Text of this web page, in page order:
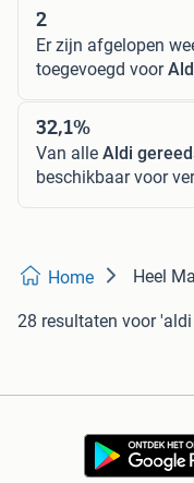
2
Er zijn afgelopen
toegevoegd voor
32,1%
Van alle Aldi
beschikbaar voor
Home Heel
28 resultaten voor